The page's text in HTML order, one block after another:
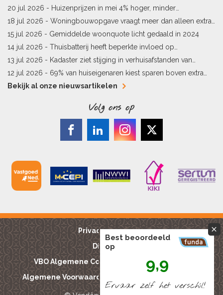
Limburg en Pekela
20 jul 2026 - Huizenprijzen in mei 4% hoger, minder
woningverkopen
18 jul 2026 - Woningbouwopgave vraagt meer dan alleen extra
vergunningen
15 jul 2026 - Gemiddelde woonquote licht gedaald in 2024
14 jul 2026 - Thuisbatterij heeft beperkte invloed op
energielabel
13 jul 2026 - Kadaster ziet stijging in verhuisafstanden van
kopers
12 jul 2026 - 69% van huiseigenaren kiest sparen boven extra
hypotheekaflossing
Bekijk al onze nieuwsartikelen
Volg ons op
Privacy reglement
Disclaimer
VBO Algemene Consumentenvoorwaarden
Algemene Voorwaarden Bouwkundige keuringen
Best beoordeeld
op
9,9
Ervaar zelf het verschíl!